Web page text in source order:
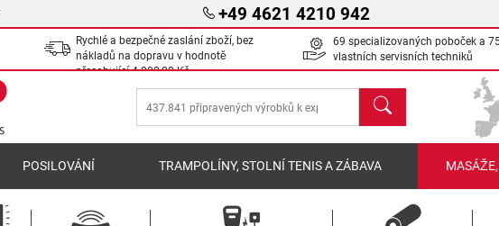
+49 4621 4210 942
Rychlé a bezpečné zaslání zboží, bez
nákladů na dopravu v hodnotě
přesahující4 000,00 Kč
69 specializovaných poboček a
vlastních servisních techniků
Hledat
POSILOVÁNÍ TRAMPOLÍNY, STOLNÍ TENIS A ZÁBAVA